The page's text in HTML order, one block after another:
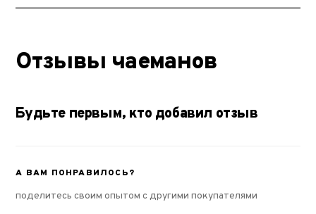
Отзывы чаеманов
Будьте первым, кто добавил отзыв
А ВАМ ПОНРАВИЛОСЬ?
поделитесь своим опытом с другими покупателями